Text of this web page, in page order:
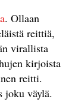
. Ollaan
reittiä,
virallista
kirjoista
reitti.
joku väylä.